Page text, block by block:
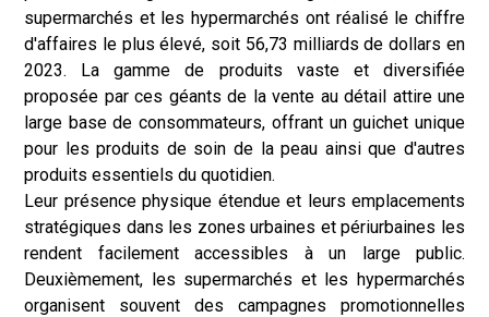
supermarchés et les hypermarchés ont réalisé le chiffre
d'affaires le plus élevé, soit 56,73 milliards de dollars en
2023. La gamme de produits vaste et diversifiée
proposée par ces géants de la vente au détail attire une
large base de consommateurs, offrant un guichet unique
pour les produits de soin de la peau ainsi que d'autres
produits essentiels du quotidien.
Leur présence physique étendue et leurs emplacements
stratégiques dans les zones urbaines et périurbaines les
rendent facilement accessibles à un large public.
Deuxièmement, les supermarchés et les hypermarchés
organisent souvent des campagnes promotionnelles